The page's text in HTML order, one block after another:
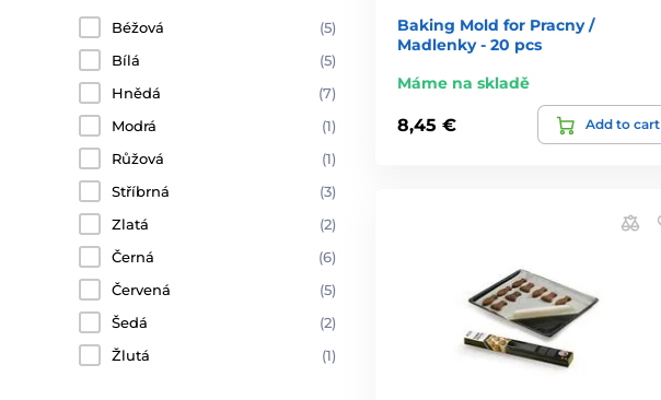
Béžová
(5)
Bílá
(5)
Hnědá
(7)
Modrá
(1)
Růžová
(1)
Stříbrná
(3)
Zlatá
(2)
Černá
(6)
Červená
(5)
Šedá
(2)
Žlutá
(1)
Baking Mold for Pracny /
Madlenky - 20 pcs
Máme na skladě
8,45 € Add to cart